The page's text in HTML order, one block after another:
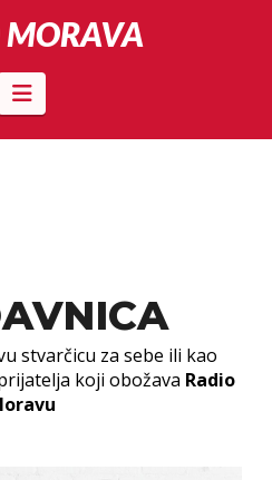
Navigation
stvarčicu za sebe ili kao
koji obožava Radio